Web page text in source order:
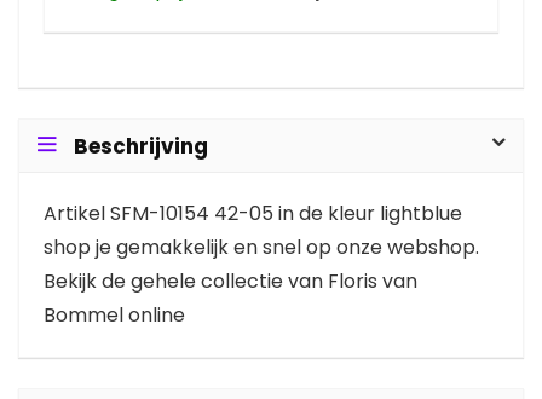
Beschrijving
Artikel SFM-10154 42-05 in de kleur lightblue
shop je gemakkelijk en snel op onze webshop.
Bekijk de gehele collectie van Floris van
Bommel online